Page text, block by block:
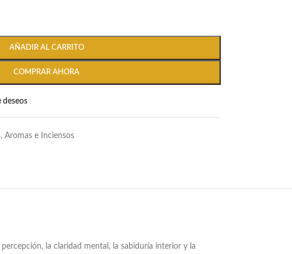
AÑADIR AL CARRITO
COMPRAR AHORA
deseos
Aromas e Inciensos
la claridad mental, la sabiduría interior y la